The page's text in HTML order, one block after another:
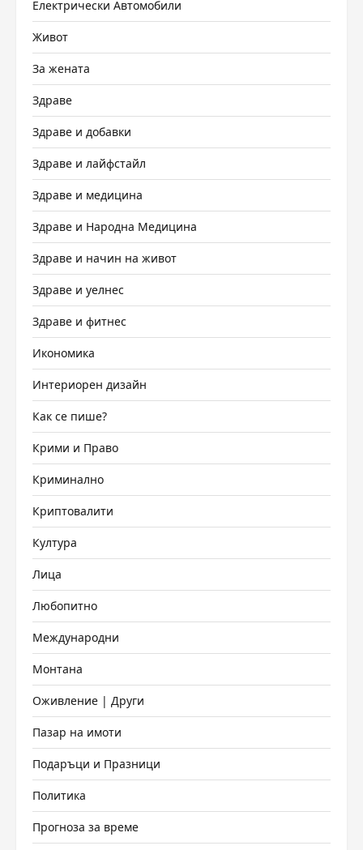
Електрически Автомобили
Живот
За жената
Здраве
Здраве и добавки
Здраве и лайфстайл
Здраве и медицина
Здраве и Народна Медицина
Здраве и начин на живот
Здраве и уелнес
Здраве и фитнес
Икономика
Интериорен дизайн
Как се пише?
Крими и Право
Криминално
Криптовалити
Култура
Лица
Любопитно
Международни
Монтана
Оживление | Други
Пазар на имоти
Подаръци и Празници
Политика
Прогноза за време